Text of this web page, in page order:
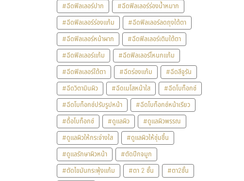
#ฉีดฟิลเลอร์ปาก
#ฉีดฟิลเลอร์ร่องน้ำหมาก
#ฉีดฟิลเลอร์ร่องแก้ม
#ฉีดฟิลเลอร์ลดถุงใต้ตา
#ฉีดฟิลเลอร์หน้าผาก
#ฉีดฟิลเลอร์เติมใต้ตา
#ฉีดฟิลเลอร์แก้ม
#ฉีดฟิลเลอร์โหนกแก้ม
#ฉีดฟิลเลอร์ใต้ตา
#ฉีดร่องแก้ม
#ฉีดลีจูรัน
#ฉีดวิตามินผิว
#ฉีดเมโสหน้าใส
#ฉีดโบท็อกซ์
#ฉีดโบท็อกซ์ปรับรูปหน้า
#ฉีดโบท็อกซ์หน้าเรียว
#ดื้อโบท็อกซ์
#ดูแลผิว
#ดูแลผิวพรรณ
#ดูแลผิวให้กระจ่างใส
#ดูแลผิวให้ชุ่มชื้น
#ดูแลรักษาผิวหน้า
#ตัดปีกจมูก
#ตัดไขมันกระพุ้งแก้ม
#ตา 2 ชั้น
#ตา2ชั้น